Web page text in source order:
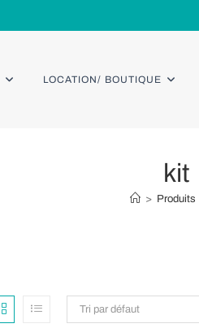
LOCATION/ BOUTIQUE
kit
> Produits
Tri par défaut